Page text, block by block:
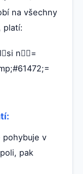
na všechny
platí:
n=
pohybuje v
pak